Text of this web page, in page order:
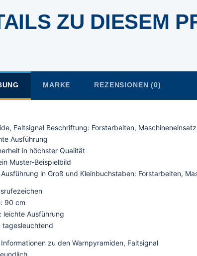
ZU DIESEM
MARKE REZENSIONEN (0)
Faltsignal Beschriftung: Forstarbeiten,
Ausführung
in höchster Qualität
Muster-Beispielbild
in Groß und Kleinbuchstaben: Forstarbeiten,
90 cm
leichte Ausführung
tagesleuchtend
zu den Warnpyramiden, Faltsignal